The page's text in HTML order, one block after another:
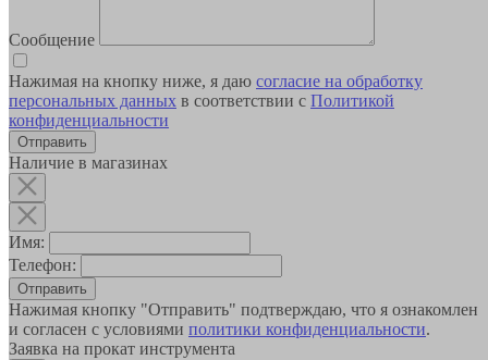
Сообщение
Нажимая на кнопку ниже, я даю согласие на обработку
персональных данных в соответствии с Политикой
конфиденциальности
Наличие в магазинах
Имя:
Телефон:
Отправить
Нажимая кнопку "Отправить" подтверждаю, что я ознакомлен
и согласен с условиями политики конфиденциальности.
Заявка на прокат инструмента